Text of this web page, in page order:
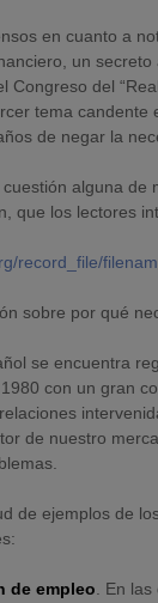
en cuanto a
un
Congreso del
tema
de negar la
alguna
que los lectores
record_file/
sobre por qué
se encuentra
con un gran
de nuestro
de ejemplos de
de empleo . En